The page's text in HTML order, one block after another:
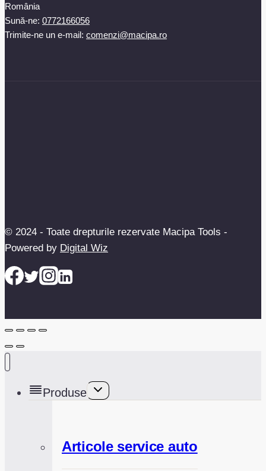
România
Sună-ne: 0772166056
Trimite-ne un e-mail: comenzi@macipa.ro
© 2024 - Toate drepturile rezervate Macipa Tools -
Powered by Digital Wiz
Produse
Toggle
Articole service auto